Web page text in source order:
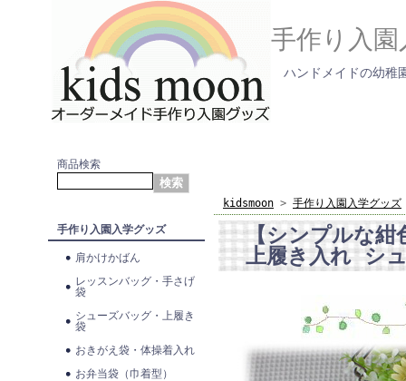
手作り入
ハンドメイドの幼稚
商品検索
手作り入園入学グッズ
肩かけかばん
レッスンバッグ・手さげ
袋
シューズバッグ・上履き
袋
おきがえ袋・体操着入れ
お弁当袋（巾着型）
kidsmoon > 手作り入園入学グッズ
【シンプルな紺
上履き入れ シ